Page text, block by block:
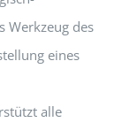
Werkzeug des
eines
alle